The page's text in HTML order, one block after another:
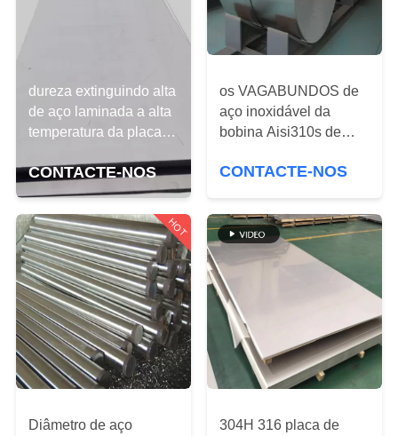
CONTROLE
DE
QUALIDADE
CONTATE-
NOS
NOTÍCIA
SOLICITE
UM
ORÇAMENTO
dureza extinguindo alta
de aço laminada a alta
temperatura da placa
4Cr13 1,4034 4x8
CONTACTE-NOS
os VAGABUNDOS de
aço inoxidável da
bobina Aisi310s de
A310S/NO.4
comprimento
CONTACTE-NOS
HOT
Diâmetro de aço
304H 316 placa de